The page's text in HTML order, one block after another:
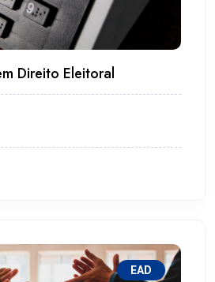
Direito Eleitoral
EAD